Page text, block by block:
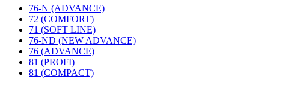
76-N (ADVANCE)
72 (COMFORT)
71 (SOFT LINE)
76-ND (NEW ADVANCE)
76 (ADVANCE)
81 (PROFI)
81 (COMPACT)